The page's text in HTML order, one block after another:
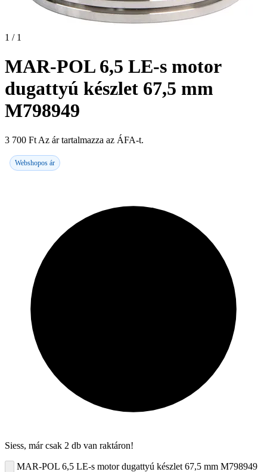
1 / 1
MAR-POL 6,5 LE-s motor
dugattyú készlet 67,5 mm
M798949
3 700 Ft Az ár tartalmazza az ÁFA-t.
Webshopos ár
Siess, már csak 2 db van raktáron!
MAR-POL 6,5 LE-s motor dugattyú készlet 67,5 mm M798949